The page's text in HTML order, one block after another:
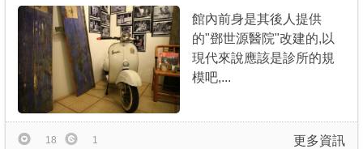
館內前身是其後人提供
的"鄧世源醫院"改建的,以
現代來說應該是診所的規
模吧,...
更多資訊
18 1